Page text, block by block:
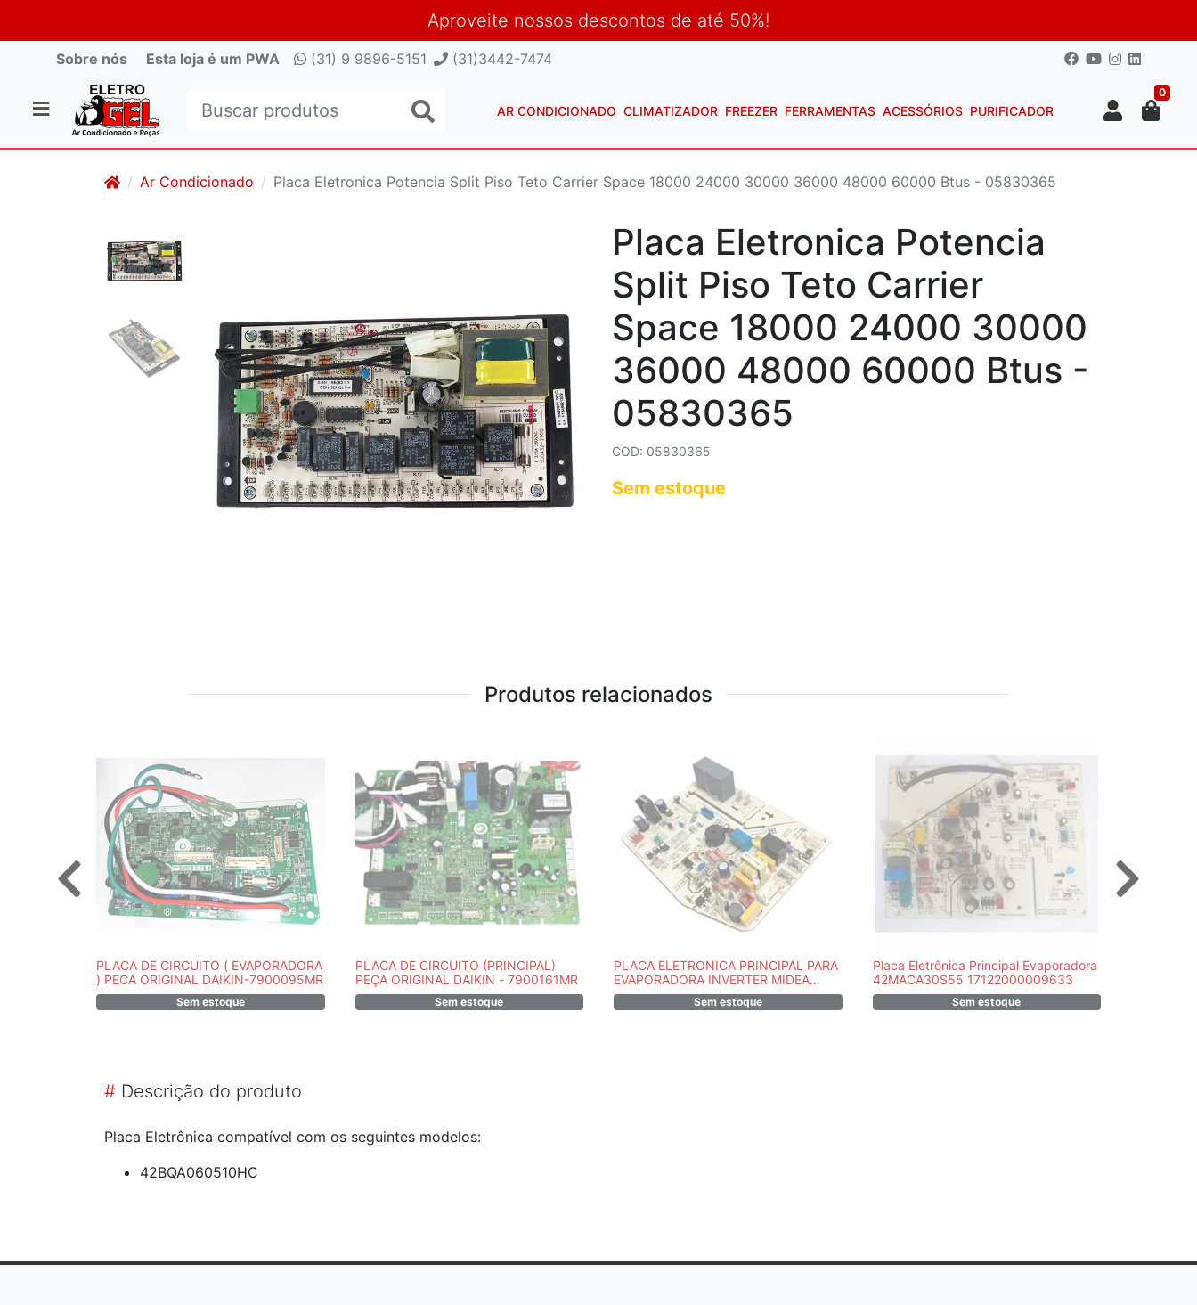
Aproveite nossos descontos de até 50%!
Sobre nós Esta loja é um PWA (31) 9 9896-5151 (31)3442-7474
0
AR CONDICIONADO CLIMATIZADOR FREEZER FERRAMENTAS ACESSÓRIOS PURIFICADOR
Ar Condicionado Placa Eletronica Potencia Split Piso Teto Carrier Space 18000 24000 30000 36000 48000 60000 Btus - 05830365
Placa Eletronica Potencia
Split Piso Teto Carrier
Space 18000 24000 30000
36000 48000 60000 Btus -
05830365
COD: 05830365
Sem estoque
Produtos relacionados
PLACA DE CIRCUITO ( EVAPORADORA
) PECA ORIGINAL DAIKIN-7900095MR
Sem estoque
PLACA DE CIRCUITO (PRINCIPAL)
PEÇA ORIGINAL DAIKIN - 7900161MR
Sem estoque
PLACA ELETRONICA PRINCIPAL PARA
EVAPORADORA INVERTER MIDEA
42MBCA22/42MBCA24M5 -
17122000A15552Sem estoque
Placa Eletrônica Principal Evaporadora
42MACA30S55 17122000009633
Sem estoque
# Descrição do produto
Placa Eletrônica compatível com os seguintes modelos:
42BQA060510HC